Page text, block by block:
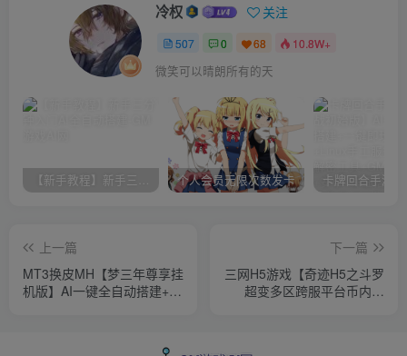
冷权 关注
507 0 68 10.8W+
微笑可以晴朗所有的天
【新手教程】新手三分钟入门AI全自动搭建 个人会员无限次数发卡
上一篇
MT3换皮MH【梦三年尊享挂
机版】AI一键全自动搭建+单
理后台+详细搭建教程+全套
下一篇
三网H5游戏【奇迹H5之斗罗
超变多区跨服平台币内购